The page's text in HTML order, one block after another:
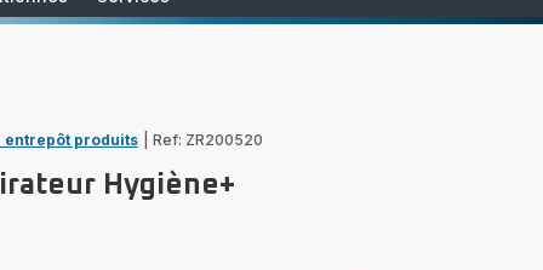
entrepôt produits Ref: ZR200520
Hygiène+